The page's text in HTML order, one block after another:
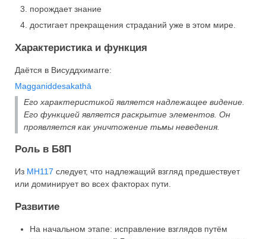
порождает знание
достигает прекращения страданий уже в этом мире.
Характеристика и функция
Даётся в Висуддхимагге:
Magganiddesakathā
Его характеристикой является надлежащее видение.
Его функцией является раскрытие элементов. Он
проявляется как уничтожение тьмы неведения.
Роль в Б8П
Из МН117 следует, что надлежащий взгляд предшествует
или доминирует во всех факторах пути.
Развитие
На начальном этапе: исправление взглядов путём